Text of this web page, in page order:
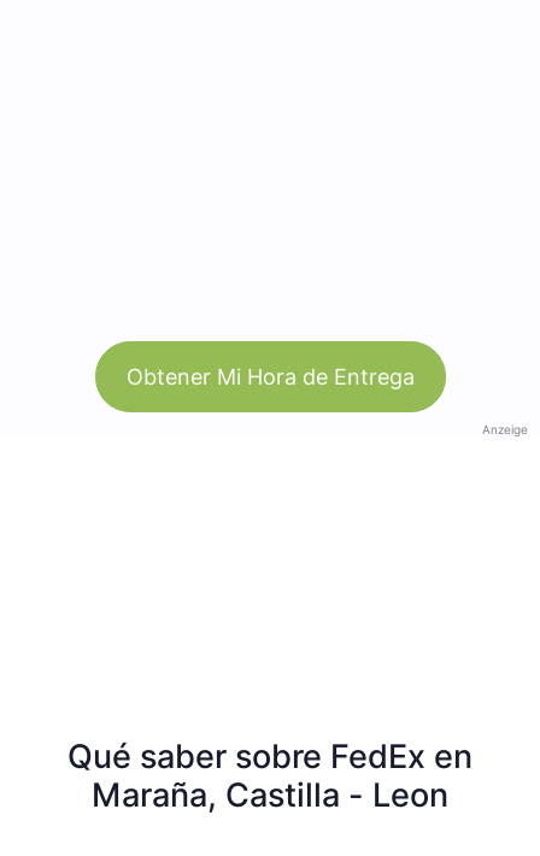
Obtener Mi Hora de Entrega
Anzeige
Qué saber sobre FedEx en
Maraña, Castilla - Leon